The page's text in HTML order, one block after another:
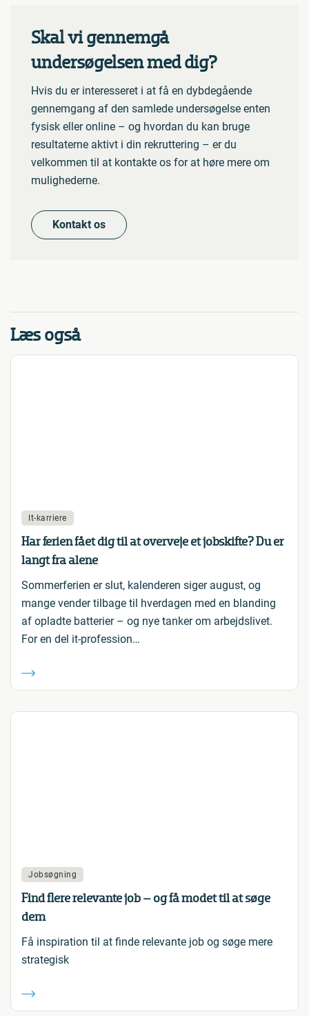
Skal vi gennemgå
undersøgelsen med dig?
Hvis du er interesseret i at få en dybdegående
gennemgang af den samlede undersøgelse enten
fysisk eller online – og hvordan du kan bruge
resultaterne aktivt i din rekruttering – er du
velkommen til at kontakte os for at høre mere om
mulighederne.
Kontakt os
Læs også
It-karriere
Har ferien fået dig til at overveje et jobskifte? Du er
langt fra alene
Sommerferien er slut, kalenderen siger august, og
mange vender tilbage til hverdagen med en blanding
af opladte batterier – og nye tanker om arbejdslivet.
For en del it-profession…
Jobsøgning
Find flere relevante job – og få modet til at søge
dem
Få inspiration til at finde relevante job og søge mere
strategisk